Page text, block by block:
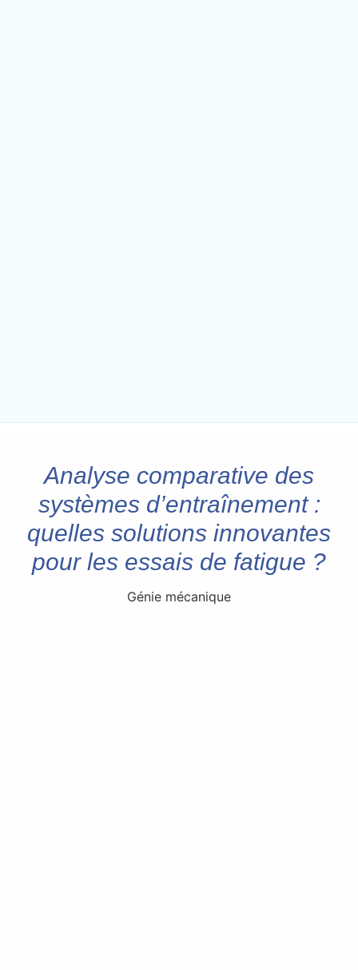
Analyse comparative des
systèmes d’entraînement :
quelles solutions innovantes
pour les essais de fatigue ?
Génie mécanique